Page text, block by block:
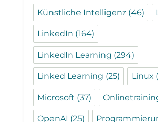
Künstliche Intelligenz (46)
LinkedIn (164)
LinkedIn Learning (294)
Linked Learning (25) Linux
Microsoft (37)
OpenAI (25)